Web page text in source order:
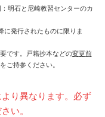
明石と尼崎教習センターのカ
発行されたものに限りま
です。戸籍抄本などの変更前
ご持参ください。
り異なります。必ず
い。